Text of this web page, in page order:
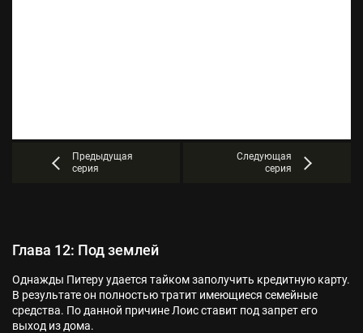
Предыдущая
серия
Следующая
серия
Глава 12: Под землей
Однажды Питеру удается тайком заполучить кредитную карту.
В результате он полностью тратит имеющиеся семейные
средства. По данной причине Лоис ставит под запрет его
выход из дома.